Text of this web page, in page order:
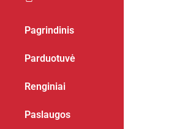
Pagrindinis
Parduotuvė
Renginiai
Paslaugos